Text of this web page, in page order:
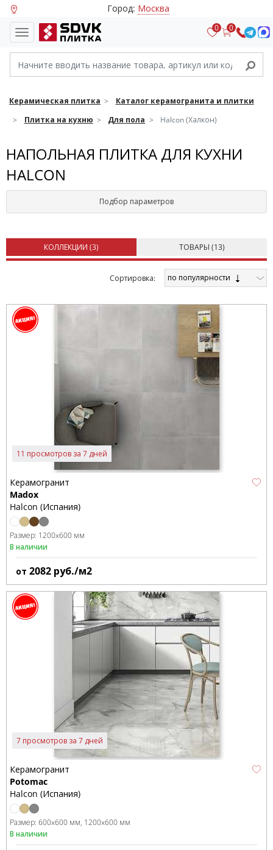
Город: Москва
0 0
Керамическая плитка
Каталог керамогранита и плитки
Плитка на кухню
Для пола Halcon (Халкон)
НАПОЛЬНАЯ ПЛИТКА ДЛЯ КУХНИ
HALCON
Подбор параметров
КОЛЛЕКЦИИ (3) ТОВАРЫ (13)
Cортировка: по популярности
11 просмотров за 7 дней
Керамогранит
Madox
Halcon (Испания)
Размер: 1200x600 мм
В наличии
от 2082 руб./м2
7 просмотров за 7 дней
Керамогранит
Potomac
Halcon (Испания)
Размер: 600x600 мм 1200x600 мм
В наличии